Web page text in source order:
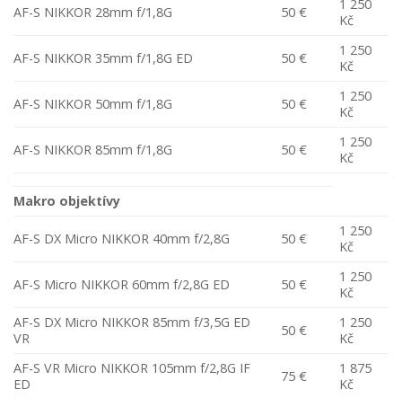
AF-S NIKKOR 28mm f/1,8G 50 €
1 250
Kč
AF-S NIKKOR 35mm f/1,8G ED 50 €
1 250
Kč
AF-S NIKKOR 50mm f/1,8G 50 €
1 250
Kč
AF-S NIKKOR 85mm f/1,8G 50 €
1 250
Kč
Makro objektívy
AF-S DX Micro NIKKOR 40mm f/2,8G 50 €
1 250
Kč
AF-S Micro NIKKOR 60mm f/2,8G ED 50 €
1 250
Kč
AF-S DX Micro NIKKOR 85mm f/3,5G ED
VR
50 €
1 250
Kč
AF-S VR Micro NIKKOR 105mm f/2,8G IF
ED
75 €
1 875
Kč